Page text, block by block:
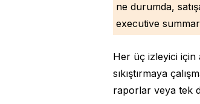
ne durumda,
executive
Her üç izleyici için
sıkıştırmaya
raporlar veya tek